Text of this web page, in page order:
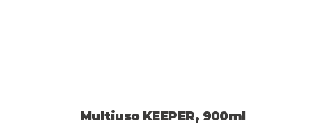
Multiuso KEEPER, 900ml